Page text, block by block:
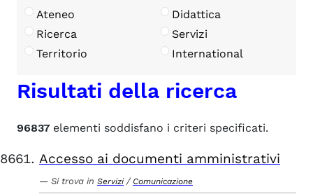
Ateneo
Didattica
Ricerca
Servizi
Territorio
International
Risultati della ricerca
96837 elementi soddisfano i criteri specificati.
Accesso ai documenti amministrativi
Si trova in Servizi / Comunicazione